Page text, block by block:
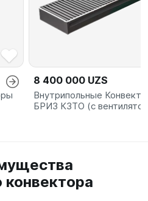
8 400 000 UZS
Внутрипольные
БРИЗ КЗТО (с
конвектора